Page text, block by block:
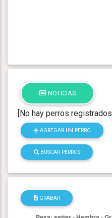
NOTICIAS
[No hay perros registrados]
AGREGAR UN PERRO
BUSCAR PERROS
GRABAR